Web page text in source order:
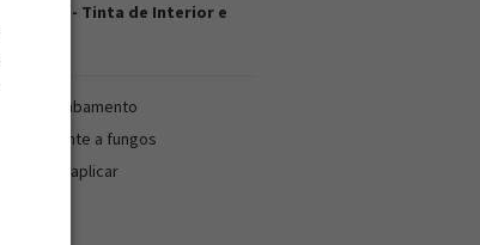
Dyrup 003 - Tinta de Interior e
Bom acabamento
Resistente a fungos
Fácil de aplicar